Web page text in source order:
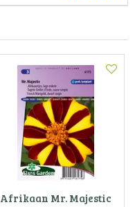
Afrikaan Mr. Majestic